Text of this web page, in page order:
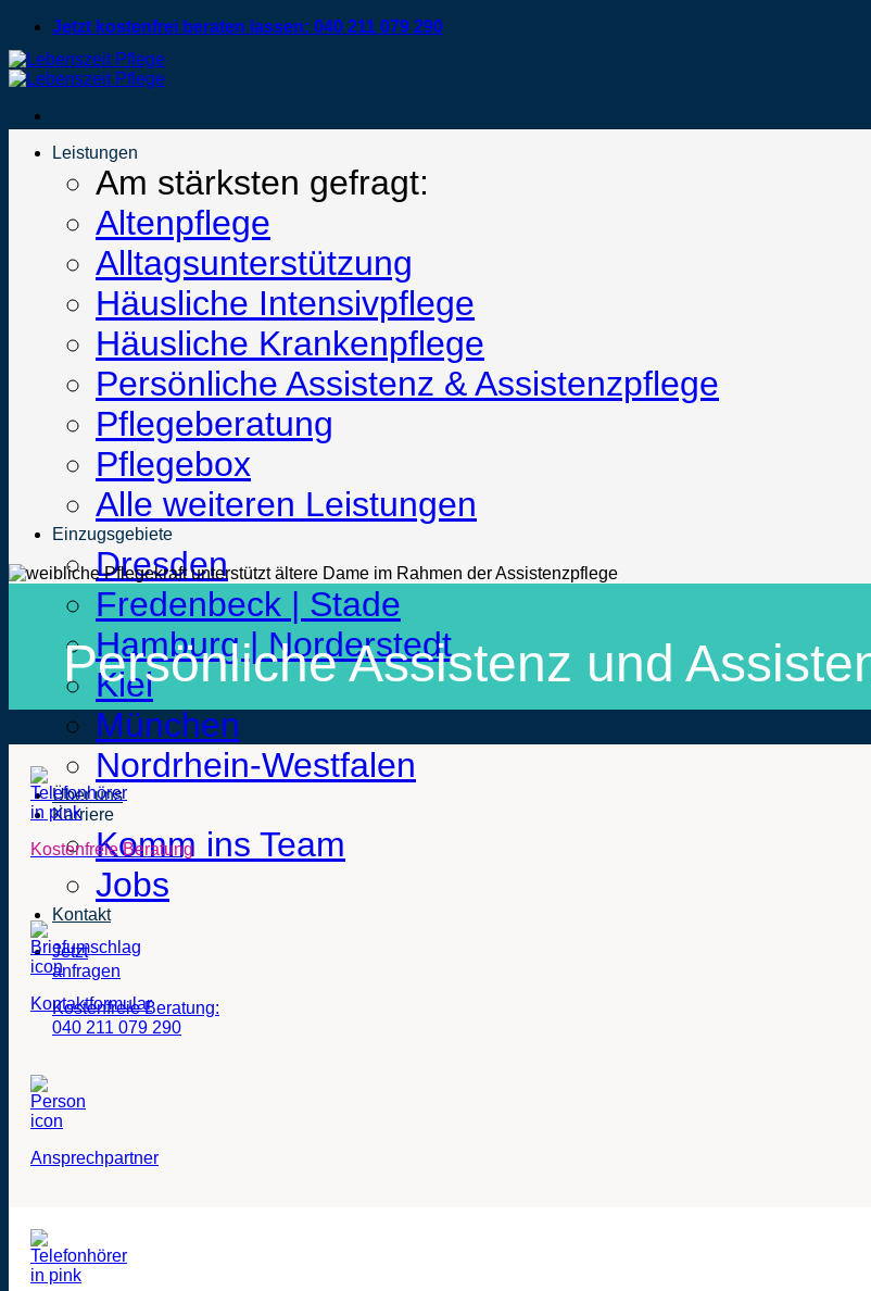
Zum
springen
Jetzt kostenfrei beraten lassen: 040 211 079 290
Leistungen
Am stärksten gefragt:
Altenpflege
Alltagsunterstützung
Häusliche Intensivpflege
Häusliche Krankenpflege
Persönliche Assistenz & Assistenzpflege
Pflegeberatung
Pflegebox
Alle weiteren Leistungen
Einzugsgebiete
Dresden
Fredenbeck | Stade
Hamburg | Norderstedt
Kiel
München
Nordrhein-Westfalen
Über uns
Karriere
Komm ins Team
Jobs
Kontakt
Jetzt
anfragen
Kostenfreie Beratung:
040 211 079 290
Persönliche Assistenz und
Kostenfreie Beratung
Kontaktformular
Ansprechpartner